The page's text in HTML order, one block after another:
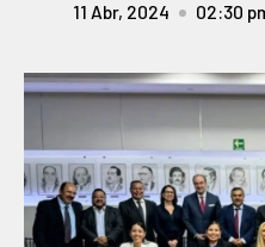
11 Abr, 2024 02:30